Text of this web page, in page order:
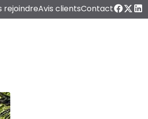
rejoindreAvis clientsContact